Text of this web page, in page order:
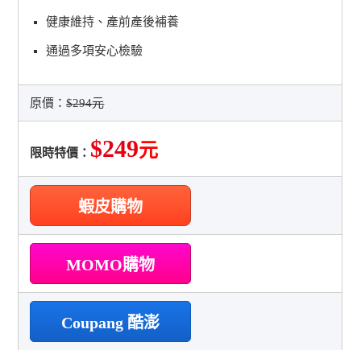
健康維持、產前產後補養
通過多項安心檢驗
原價：$294元
限時特價： $249元
蝦皮購物
MOMO購物
Coupang 酷澎